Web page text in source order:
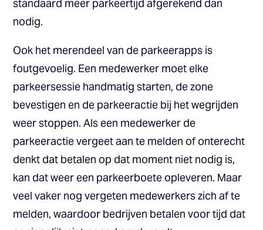
standaard meer parkeertijd afgerekend dan
nodig.
Ook het merendeel van de parkeerapps is
foutgevoelig. Een medewerker moet elke
parkeersessie handmatig starten, de zone
bevestigen en de parkeeractie bij het wegrijden
weer stoppen. Als een medewerker de
parkeeractie vergeet aan te melden of onterecht
denkt dat betalen op dat moment niet nodig is,
kan dat weer een parkeerboete opleveren. Maar
veel vaker nog vergeten medewerkers zich af te
melden, waardoor bedrijven betalen voor tijd dat